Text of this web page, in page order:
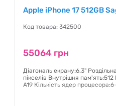
Apple iPhone 17 512GB
Код товара: 342500
55064 грн
Діагональ екрану:6.3"
пікселів Внутрішня
A19 Кількість ядер